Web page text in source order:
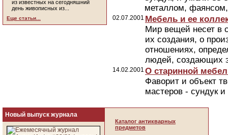
из известных на сегодняшний
день живописных из...
Еще статьи...
металлом,
02.07.2001 Мебель и ее
Мир вещей несет в
их создания, о
отношениях,
людей, создающих
14.02.2001 О старинной
Фаворит и объект
мастеров - сундук
Новый выпуск журнала
Каталог антикварных
предметов